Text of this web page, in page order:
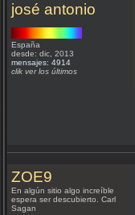
josé antonio
España
desde: dic, 2013
mensajes: 4914
clik ver los últimos
ZOE9
En algún sitio algo increíble
espera ser descubierto. Carl
Sagan